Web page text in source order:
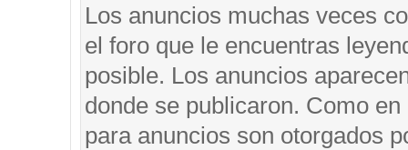
Los anuncios muchas veces
el foro que le encuentras
posible. Los anuncios
donde se publicaron. Como
para anuncios son otorgados